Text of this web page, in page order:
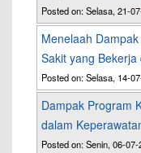
Posted on: Selasa, 21-
Menelaah
Sakit yang
Posted on: Selasa, 14-
Dampak Program
dalam
Posted on: Senin, 06-07-